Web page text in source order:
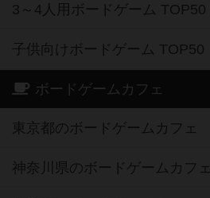
3～4人用ボードゲーム TOP50
子供向けボードゲーム TOP50
ボードゲームカフェ
東京都のボードゲームカフェ
神奈川県のボードゲームカフェ